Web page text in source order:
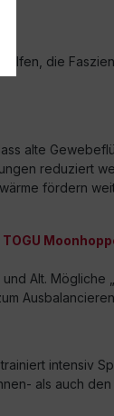
helfen, die
alte
reduziert
fördern
TOGU
Alt. Mögliche
intensiv
als auch den